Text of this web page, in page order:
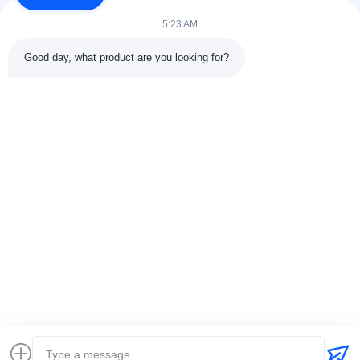
voor klanten in...
Thuis
Producten
5:23 AM
Good day, what product are you looking for?